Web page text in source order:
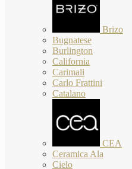
Brizo
Bugnatese
Burlington
California
Carimali
Carlo Frattini
Catalano
CEA
Ceramica Ala
Cielo